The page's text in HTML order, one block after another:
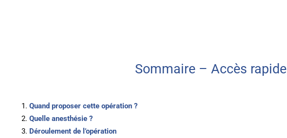
Sommaire – Accès rapide
Quand proposer cette opération ?
Quelle anesthésie ?
Déroulement de l’opération